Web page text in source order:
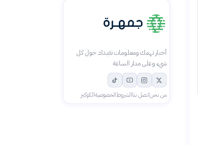
أخبار تهمك ومعلومات تفيدك حول كل
شيء وعلى مدار الساعة
من نحناتصل بناالشروطالخصوصيةالكوكيز